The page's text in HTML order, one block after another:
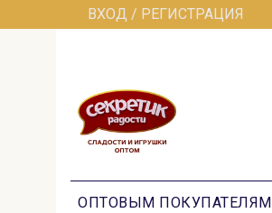
ВХОД / РЕГИСТРАЦИЯ
ОПТОВЫМ ПОКУПАТЕЛЯМ